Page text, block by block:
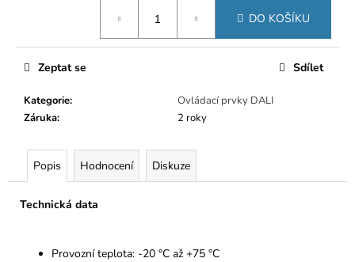
DO KOŠÍKU
Kategorie:
Ovládací prvky DALI
Záruka: 2 roky
Zeptat se Sdílet
Popis Hodnocení Diskuze
Technická data
Provozní teplota: -20 °C až +75 °C